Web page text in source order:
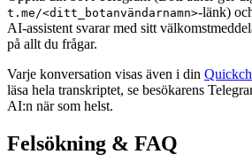
t.me/<ditt_botanvändarnamn>-länk)
AI-assistent svarar med sitt
på allt du frågar.
Varje konversation visas även i din
läsa hela transkriptet, se besökarens
AI:n när som helst.
Felsökning & FAQ